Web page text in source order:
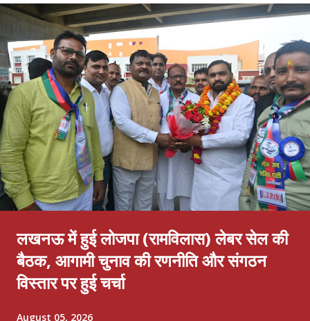
लखनऊ में हुई लोजपा (रामविलास) लेबर सेल की
बैठक, आगामी चुनाव की रणनीति और संगठन
विस्तार पर हुई चर्चा
August 05, 2026